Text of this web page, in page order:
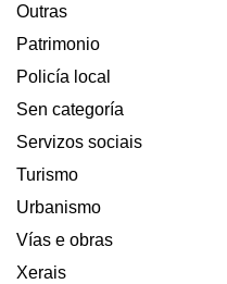
Outras
Patrimonio
Policía local
Sen categoría
Servizos sociais
Turismo
Urbanismo
Vías e obras
Xerais